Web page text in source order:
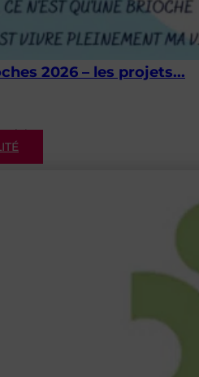
2026 – les projets...